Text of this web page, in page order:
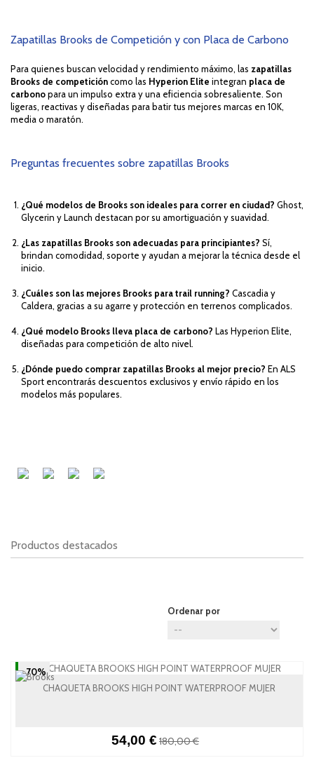
Zapatillas Brooks de Competición y con Placa de Carbono
Para quienes buscan velocidad y rendimiento máximo, las zapatillas
Brooks de competicióncomo las Hyperion Elite integran placa de
carbonopara un impulso extra y una eficiencia sobresaliente. Son
ligeras, reactivas y diseñadas para batir tus mejores marcas en 10K,
media o maratón.
Preguntas frecuentes sobre zapatillas Brooks
¿Qué modelos de Brooks son ideales para correr en ciudad? Ghost,
Glycerin y Launch destacan por su amortiguación y suavidad.
¿Las zapatillas Brooks son adecuadas para principiantes? Sí,
brindan comodidad, soporte y ayudan a mejorar la técnica desde el
inicio.
¿Cuáles son las mejores Brooks para trail running? Cascadia y
Caldera, gracias a su agarre y protección en terrenos complicados.
¿Qué modelo Brooks lleva placa de carbono? Las Hyperion Elite,
diseñadas para competición de alto nivel.
¿Dónde puedo comprar zapatillas Brooks al mejor precio? En ALS
Sport encontrarás descuentos exclusivos y envío rápido en los
modelos más populares.
Productos destacados
Ordenar por
-70%
CHAQUETA BROOKS HIGH POINT WATERPROOF MUJER
54,00 € 180,00 €